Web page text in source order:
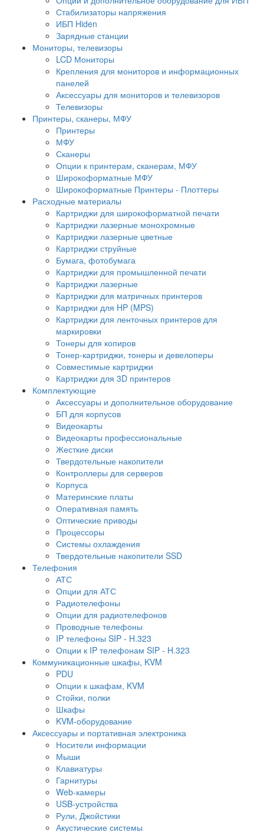
Стабилизаторы напряжения
ИБП Hiden
Зарядные станции
Мониторы, телевизоры
LCD Мониторы
Крепления для мониторов и информационных
панелей
Аксессуары для мониторов и телевизоров
Телевизоры
Принтеры, сканеры, МФУ
Принтеры
МФУ
Сканеры
Опции к принтерам, сканерам, МФУ
Широкоформатные МФУ
Широкоформатные Принтеры - Плоттеры
Расходные материалы
Картриджи для широкоформатной печати
Картриджи лазерные монохромные
Картриджи лазерные цветные
Картриджи струйные
Бумага, фотобумага
Картриджи для промышленной печати
Картриджи лазерные
Картриджи для матричных принтеров
Картриджи для HP (MPS)
Картриджи для ленточных принтеров для
маркировки
Тонеры для копиров
Тонер-картриджи, тонеры и девелоперы
Совместимые картриджи
Картриджи для 3D принтеров
Комплектующие
Аксессуары и дополнительное оборудование
БП для корпусов
Видеокарты
Видеокарты профессиональные
Жесткие диски
Твердотельные накопители
Контроллеры для серверов
Корпуса
Материнские платы
Оперативная память
Оптические приводы
Процессоры
Системы охлаждения
Твердотельные накопители SSD
Телефония
АТС
Опции для АТС
Радиотелефоны
Опции для радиотелефонов
Проводные телефоны
IP телефоны SIP - H.323
Опции к IP телефонам SIP - H.323
Коммуникационные шкафы, KVM
PDU
Опции к шкафам, KVM
Стойки, полки
Шкафы
KVM-оборудование
Аксессуары и портативная электроника
Носители информации
Мыши
Клавиатуры
Гарнитуры
Web-камеры
USB-устройства
Рули, Джойстики
Акустические системы